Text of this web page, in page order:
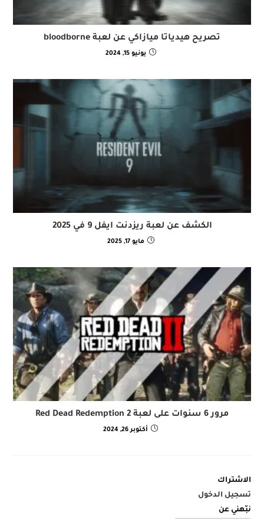
تصريح هيدياتا ميازاكي عن لعبة bloodborne
يونيو 15, 2024
الكشف عن لعبة ريزدنت ايفل 9 في 2025
مايو 17, 2025
مرور 6 سنوات على لعبة Red Dead Redemption 2
أكتوبر 26, 2024
الاشتراك
تسجيل الدخول
نبّهني عن